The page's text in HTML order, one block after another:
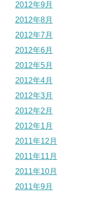
2012年9月
2012年8月
2012年7月
2012年6月
2012年5月
2012年4月
2012年3月
2012年2月
2012年1月
2011年12月
2011年11月
2011年10月
2011年9月